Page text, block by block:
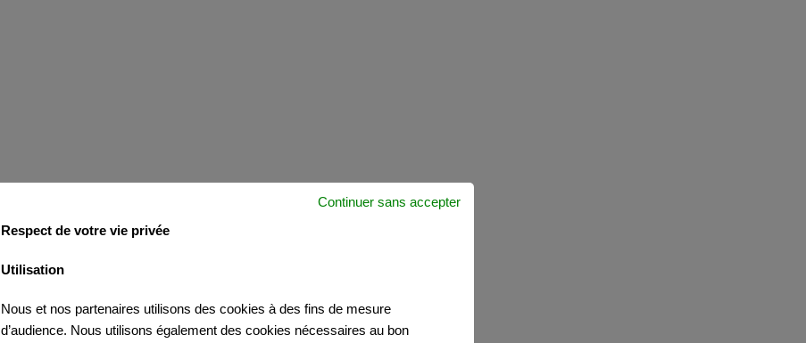
Respect de votre vie privée
Utilisation
Nous et nos partenaires utilisons des cookies à des fins de mesure
d’audience. Nous utilisons également des cookies nécessaires au bon
Continuer sans accepter